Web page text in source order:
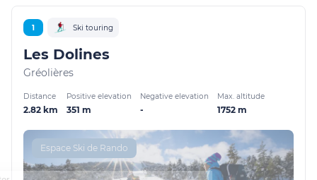
1 Ski touring
Les Dolines
Gréolières
Distance
2.82 km
Positive elevation
351 m
Negative elevation
-
Max. altitude
1752 m
Espace Ski de Rando